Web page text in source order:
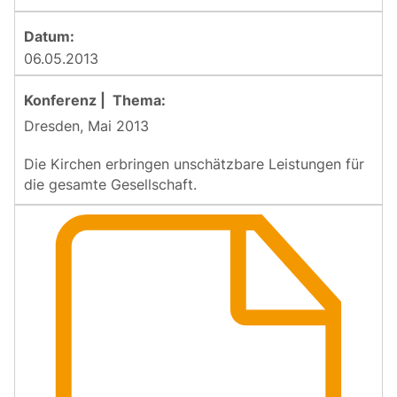
06.05.2013
Dresden, Mai 2013
Die Kirchen erbringen unschätzbare Leistungen für
die gesamte Gesellschaft.